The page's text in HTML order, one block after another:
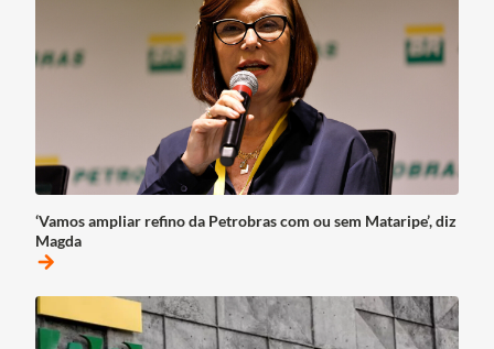
‘Vamos ampliar refino da Petrobras com ou sem Mataripe’, diz
Magda
arrow_forward